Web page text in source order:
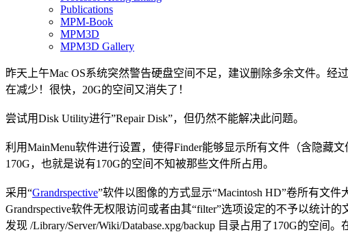
Publications
MPM-Book
MPM3D
MPM3D Gallery
昨天上午Mac OS系统突然警告硬盘空间不足，建议删除多余文件。
在减少！很快，20G的空间又消失了！
尝试用Disk Utility进行”Repair Disk”，但仍然不能解决此问题。
利用MainMenu软件进行设置，使得Finder能够显示所有文件（含隐藏
170G，也就是说有170G的空间不知被那些文件所占用。
采用“Grandrspective”软件以图像的方式显示“Macintosh HD”卷所有文件
Grandrspective软件无权限访问或者由其“filter”选项设定的不予以统计的
发现 /Library/Server/Wiki/Database.xpg/backup 目录占用了170G的空